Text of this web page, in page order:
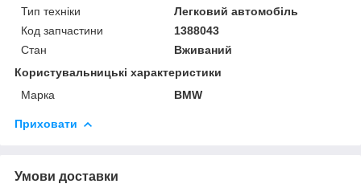
Тип техніки
Легковий автомобіль
Код запчастини
1388043
Стан
Вживаний
Користувальницькі характеристики
Марка
BMW
Приховати
Умови доставки